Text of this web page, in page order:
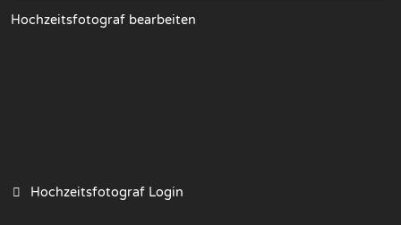
Hochzeitsfotograf bearbeiten
Hochzeitsfotograf Login